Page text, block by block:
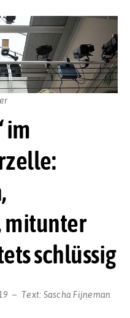
im
mitunter
schlüssig
Text: Sascha Fijneman